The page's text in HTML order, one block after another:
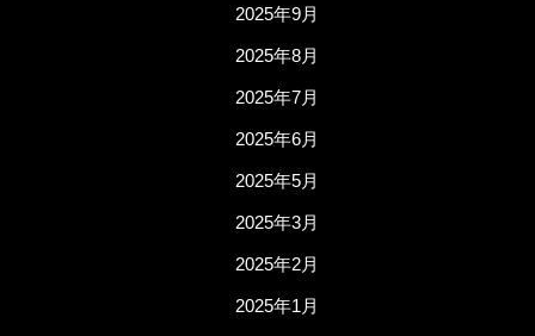
2025年9月
2025年8月
2025年7月
2025年6月
2025年5月
2025年3月
2025年2月
2025年1月